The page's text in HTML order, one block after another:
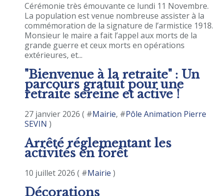
Cérémonie très émouvante ce lundi 11 Novembre.
La population est venue nombreuse assister à la
commémoration de la signature de l’armistice 1918.
Monsieur le maire a fait l’appel aux morts de la
grande guerre et ceux morts en opérations
extérieures, et...
"Bienvenue à la retraite" : Un
parcours gratuit pour une
retraite sereine et active !
27 janvier 2026 ( #Mairie, #Pôle Animation Pierre
SEVIN )
Arrêté réglementant les
activités en forêt
10 juillet 2026 ( #Mairie )
Décorations